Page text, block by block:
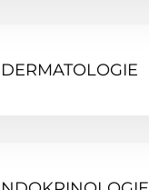
DERMATOLOGIE‎